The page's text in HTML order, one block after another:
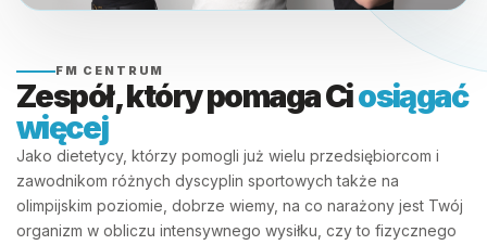
FM CENTRUM
Zespół, który pomaga Ciosiągać
więcej
Jako dietetycy, którzy pomogli już wielu przedsiębiorcom i
zawodnikom różnych dyscyplin sportowych także na
olimpijskim poziomie, dobrze wiemy, na co narażony jest Twój
organizm w obliczu intensywnego wysiłku, czy to fizycznego